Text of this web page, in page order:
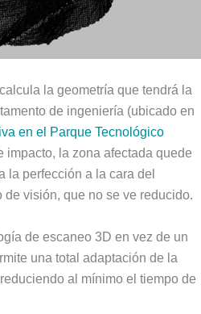
la geometría que tendrá la
de ingeniería (ubicado en
en el Parque Tecnológico
impacto, la zona afectada quede
la perfección a la cara del
visión, que no se ve reducido.
de escaneo 3D en vez de un
una total adaptación de la
al mínimo el tiempo de